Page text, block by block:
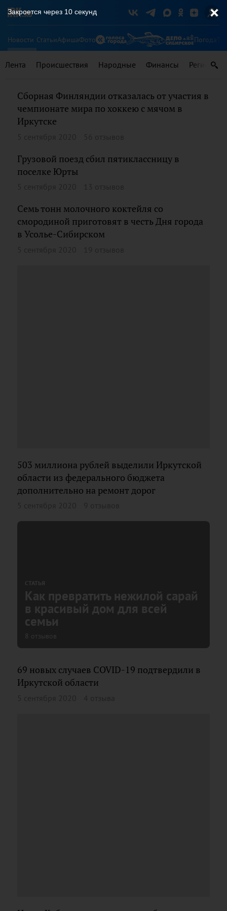
Новости СтатьиАфишаФото Погода
Лента Происшествия Народные Финансы Регионы
Сборная Финляндии отказалась от участия в
чемпионате мира по хоккею с мячом в
Иркутске
Грузовой поезд сбил пятиклассницу в
поселке Юрты
Семь тонн молочного коктейля со
смородиной приготовят в честь Дня города
в Усолье-Сибирском
503 миллиона рублей выделили Иркутской
области из федерального бюджета
дополнительно на ремонт дорог
СТАТЬЯ
Как превратить нежилой сарай
в красивый дом для всей
семьи
8 отзывов
69 новых случаев COVID-19 подтвердили в
Иркутской области
Закроется через 9секунд